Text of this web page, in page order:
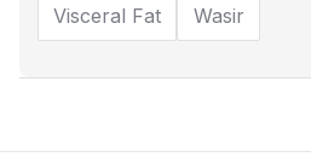
Visceral Fat Wasir